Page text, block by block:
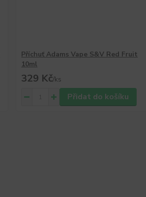
Příchuť Adams Vape S&V Red Fruit
10ml
329 Kč/ks
Přidat do košíku